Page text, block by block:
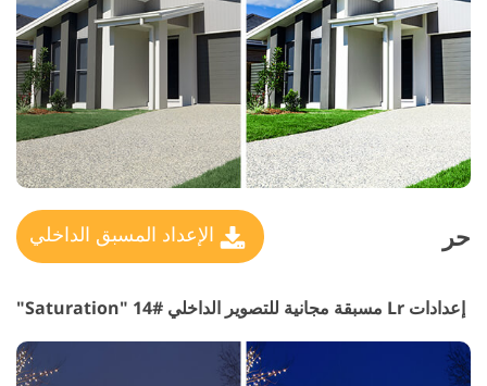
حر الإعداد المسبق الداخلي
إعدادات Lr مسبقة مجانية للتصوير الداخلي #14 "Saturation"